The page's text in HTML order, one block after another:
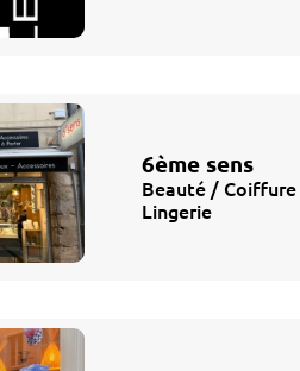
6ème sens
Beauté /
Lingerie